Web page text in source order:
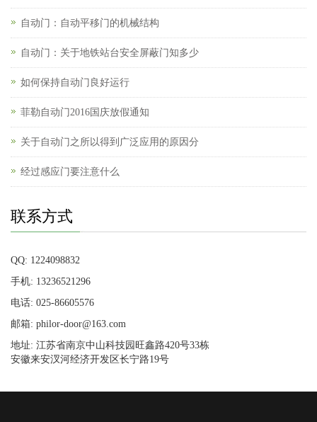
自动门：自动平移门的机械结构
自动门：关于地铁站台安全屏蔽门知多少
如何保持自动门良好运行
菲勒自动门2016国庆放假通知
关于自动门之所以得到广泛应用的原因分
经过感应门要注意什么
联系方式
QQ: 1224098832
手机: 13236521296
电话: 025-86605576
邮箱: philor-door@163.com
地址: 江苏省南京中山科技园旺鑫路420号33栋
安徽来安汊河经济开发区长宁路19号